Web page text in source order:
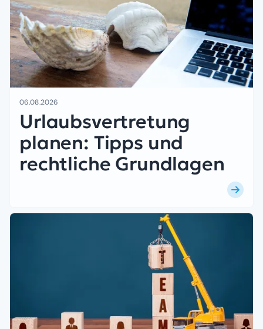
06.08.2026
Urlaubsvertretung
planen: Tipps und
rechtliche Grundlagen